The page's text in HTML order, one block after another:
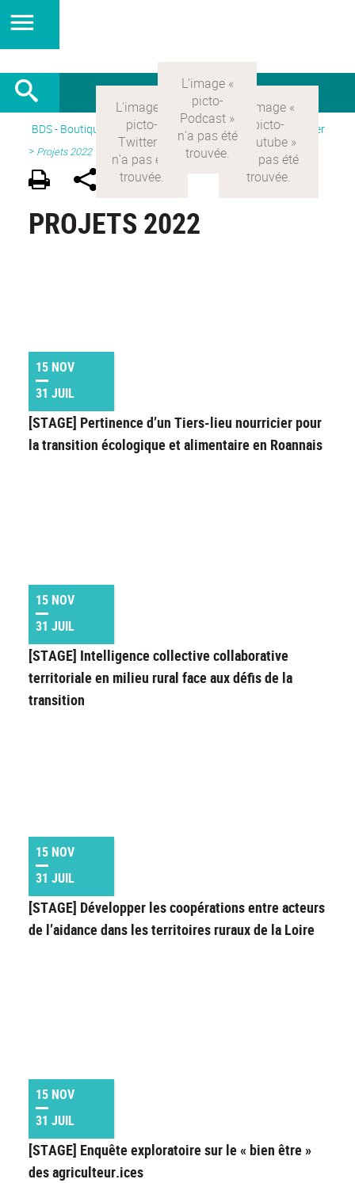
BDS - Boutique des sciences Version Française> Participer
> Projets 2022
PROJETS 2022
15 NOV
31 JUIL
[STAGE] Pertinence d’un Tiers-lieu nourricier pour
la transition écologique et alimentaire en Roannais
15 NOV
31 JUIL
[STAGE] Intelligence collective collaborative
territoriale en milieu rural face aux défis de la
transition
15 NOV
31 JUIL
[STAGE] Développer les coopérations entre acteurs
de l’aidance dans les territoires ruraux de la Loire
15 NOV
31 JUIL
[STAGE] Enquête exploratoire sur le « bien être »
des agriculteur.ices